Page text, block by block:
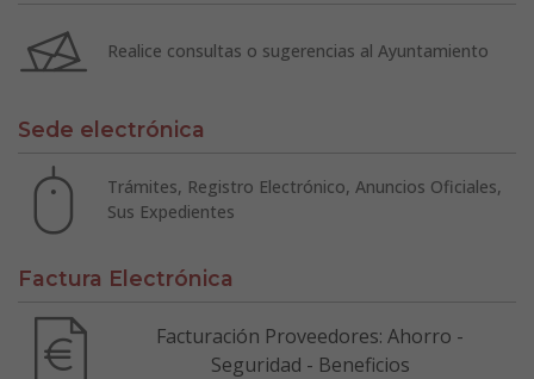
Realice consultas o sugerencias al Ayuntamiento
Sede electrónica
Trámites, Registro Electrónico, Anuncios Oficiales,
Sus Expedientes
Factura Electrónica
Facturación Proveedores: Ahorro -
Seguridad - Beneficios